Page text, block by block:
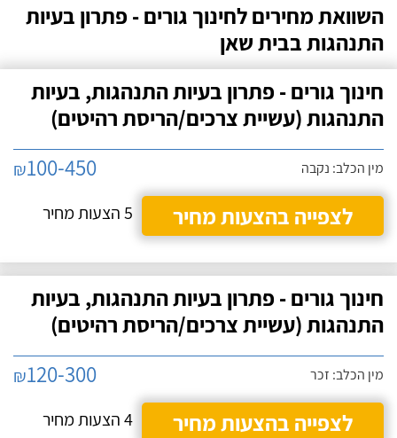
השוואת מחירים לחינוך גורים - פתרון בעיות
התנהגות בבית שאן
חינוך גורים - פתרון בעיות התנהגות, בעיות
התנהגות (עשיית צרכים/הריסת רהיטים)
מין הכלב: נקבה ₪100-450
לצפייה בהצעות מחיר
5 הצעות מחיר
חינוך גורים - פתרון בעיות התנהגות, בעיות
התנהגות (עשיית צרכים/הריסת רהיטים)
מין הכלב: זכר ₪120-300
לצפייה בהצעות מחיר
4 הצעות מחיר